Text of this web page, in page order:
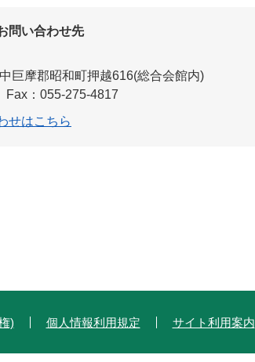
問い合わせ先
巨摩郡昭和町押越616(総合会館内)
Fax：055-275-4817
せはこちら
) 個人情報利用規定 サイト利用案内